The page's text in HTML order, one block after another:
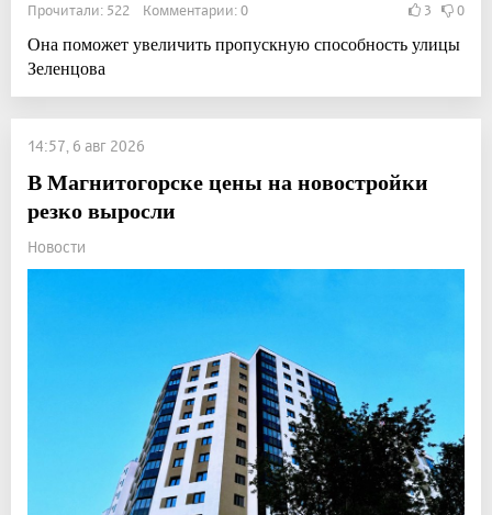
Прочитали: 522 Комментарии: 0 3 0
Она поможет увеличить пропускную способность улицы
Зеленцова
14:57, 6 авг 2026
В Магнитогорске цены на новостройки
резко выросли
Новости